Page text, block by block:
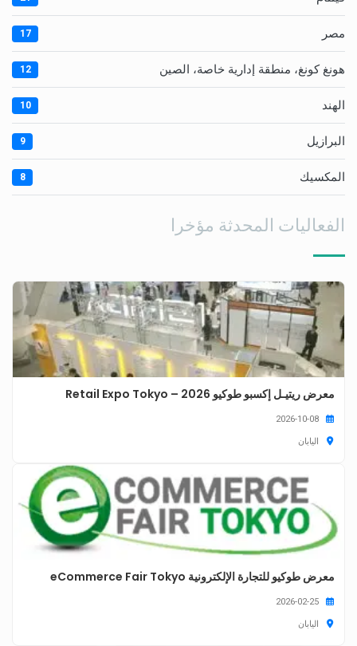
مصر 17
هونغ كونغ، منطقة إدارية خاصة، الصين 12
الهند 10
البرازيل 9
المكسيك 8
الفعاليات المحدثة مؤخرا
معرض ريتيـل إكسبو طوكيو 2026 – Retail Expo Tokyo
اليابان
معرض طوكيو للتجارة الإلكترونية eCommerce Fair Tokyo
اليابان